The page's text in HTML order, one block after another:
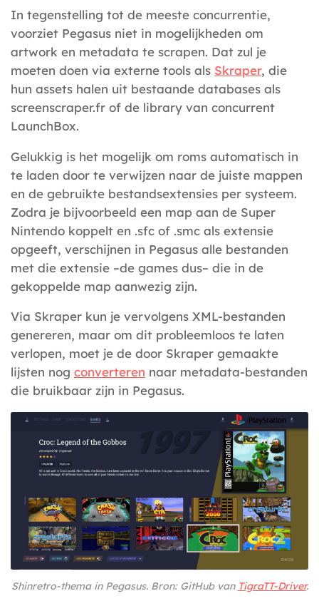
In tegenstelling tot de meeste concurrentie,
voorziet Pegasus niet in mogelijkheden om
artwork en metadata te scrapen. Dat zul je
moeten doen via externe tools als Skraper, die
hun assets halen uit bestaande databases als
screenscraper.fr of de library van concurrent
LaunchBox.
Gelukkig is het mogelijk om roms automatisch in
te laden door te verwijzen naar de juiste mappen
en de gebruikte bestandsextensies per systeem.
Zodra je bijvoorbeeld een map aan de Super
Nintendo koppelt en .sfc of .smc als extensie
opgeeft, verschijnen in Pegasus alle bestanden
met die extensie –de games dus– die in de
gekoppelde map aanwezig zijn.
Via Skraper kun je vervolgens XML-bestanden
genereren, maar om dit probleemloos te laten
verlopen, moet je de door Skraper gemaakte
lijsten nog converteren naar metadata-bestanden
die bruikbaar zijn in Pegasus.
Shinretro-thema in Pegasus. Bron: GitHub van TigraTT-Driver.